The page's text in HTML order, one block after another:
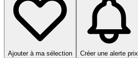
Ajouter à ma sélection Créer une alerte prix